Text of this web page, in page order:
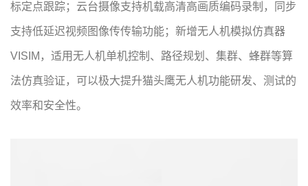
标定点跟踪；云台摄像支持机载高清高画质编码录制，同步
支持低延迟视频图像传传输功能；新增无人机模拟仿真器
VISIM，适用无人机单机控制、路径规划、集群、蜂群等算
法仿真验证，可以极大提升猫头鹰无人机功能研发、测试的
效率和安全性。